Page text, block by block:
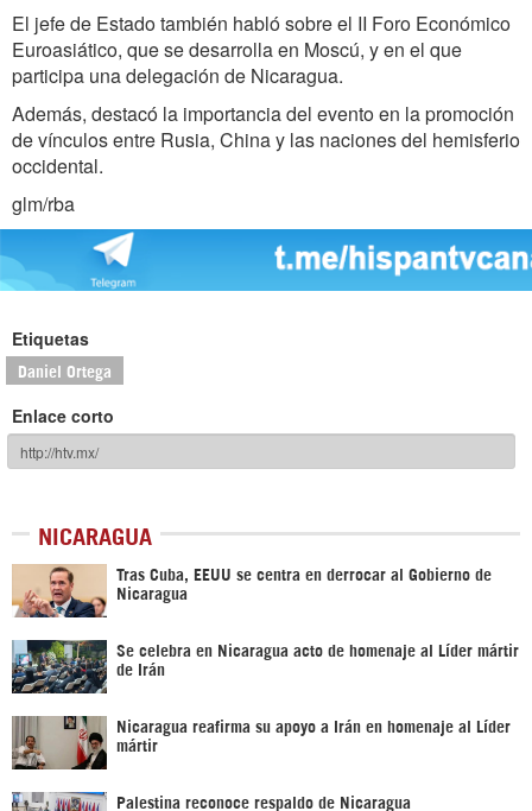
El jefe de Estado también habló sobre el II Foro Económico
Euroasiático, que se desarrolla en Moscú, y en el que
participa una delegación de Nicaragua.
Además, destacó la importancia del evento en la promoción
de vínculos entre Rusia, China y las naciones del hemisferio
occidental.
glm/rba
Etiquetas
Daniel Ortega
Enlace corto
NICARAGUA
Tras Cuba, EEUU se centra en derrocar al Gobierno de
Nicaragua
Se celebra en Nicaragua acto de homenaje al Líder mártir
de Irán
Nicaragua reafirma su apoyo a Irán en homenaje al Líder
mártir
Palestina reconoce respaldo de Nicaragua